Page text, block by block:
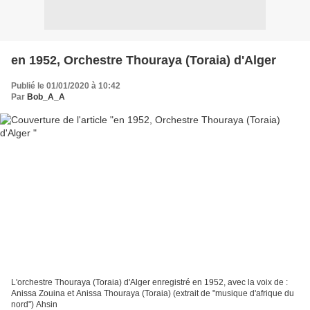
en 1952, Orchestre Thouraya (Toraia) d'Alger
Publié le 01/01/2020 à 10:42
Par Bob_A_A
L'orchestre Thouraya (Toraia) d'Alger enregistré en 1952, avec la voix de :
Anissa Zouina et Anissa Thouraya (Toraia) (extrait de "musique d'afrique du
nord") Ahsin